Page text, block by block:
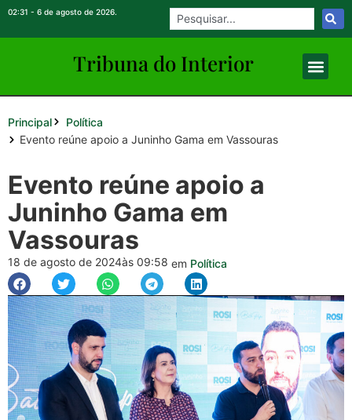
02:31 - 6 de agosto de 2026.
Tribuna do Interior
Principal
Política
Evento reúne apoio a Juninho Gama em Vassouras
Evento reúne apoio a
Juninho Gama em
Vassouras
18 de agosto de 2024às 09:58 em Política